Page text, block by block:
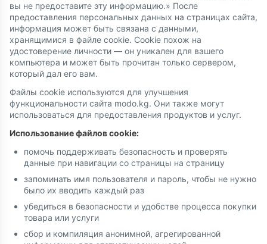
вы не предоставите эту информацию.» После
предоставления персональных данных на страницах сайта,
информация может быть связана с данными,
хранящимися в файле cookie. Cookie похож на
удостоверение личности — он уникален для вашего
компьютера и может быть прочитан только сервером,
который дал его вам.
Файлы cookie используются для улучшения
функциональности сайта modo.kg. Они также могут
использоваться для предоставления продуктов и услуг.
Использование файлов cookie:
помочь поддерживать безопасность и проверять
данные при навигации со страницы на страницу
запоминать имя пользователя и пароль, чтобы не нужно
было их вводить каждый раз
убедиться в безопасности и удобстве процесса покупки
товара или услуги
сбор и компиляция анонимной, агрегированной